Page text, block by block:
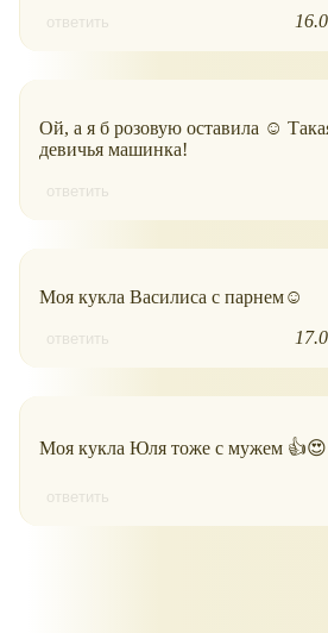
ответить
Ой, а я б розовую оставила ☺
девичья машинка!
ответить
Моя кукла Василиса с парнем☺
ответить
Моя кукла Юля тоже с мужем 👍😍
ответить